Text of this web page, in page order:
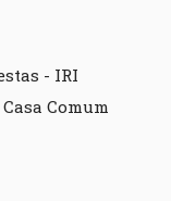
- IRI
Comum